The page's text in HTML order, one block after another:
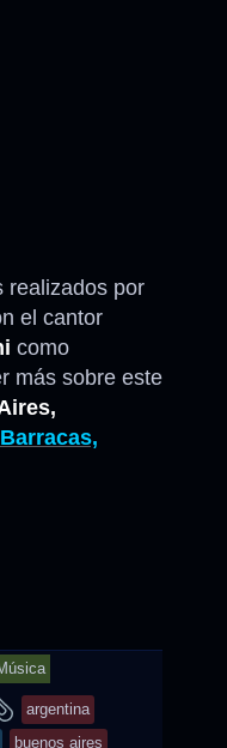
realizados por
el cantor
como
más sobre este
and
argentina
buenos aires